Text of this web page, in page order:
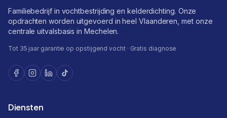
Familiebedrijf in vochtbestrijding en kelderdichting. Onze
opdrachten worden uitgevoerd in heel Vlaanderen, met onze
centrale uitvalsbasis in Mechelen.
Tot 35 jaar garantie op opstijgend vocht · Gratis diagnose
Diensten